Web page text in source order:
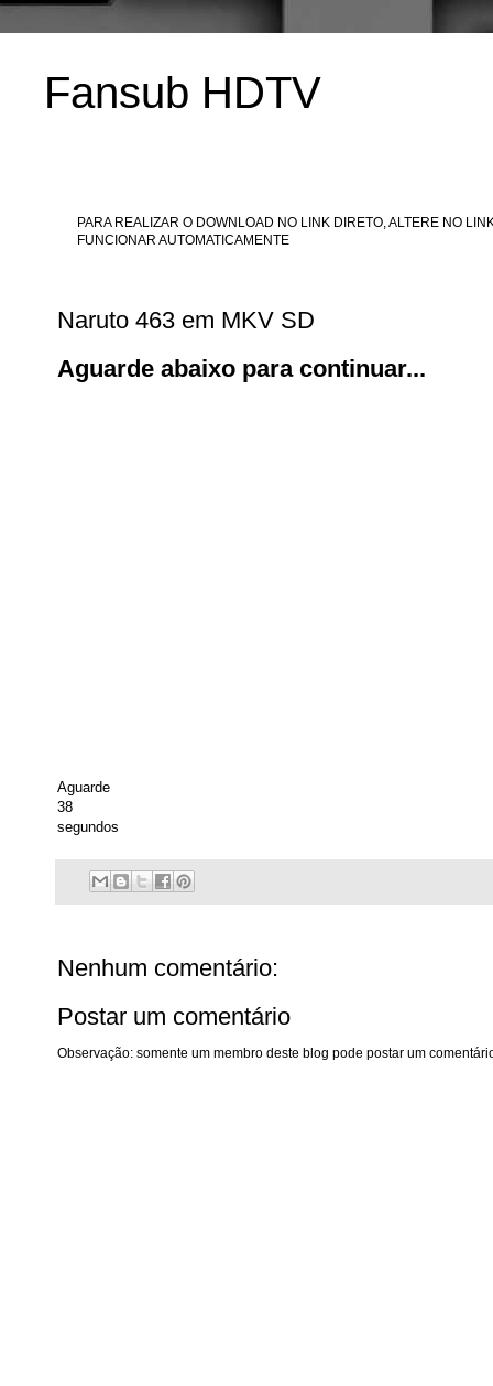
Fansub HDTV
PARA REALIZAR O DOWNLOAD NO LINK DIRETO, ALTERE NO
FUNCIONAR AUTOMATICAMENTE
Naruto 463 em MKV SD
Aguarde abaixo para continuar...
Aguarde
38
segundos
Nenhum comentário:
Postar um comentário
Observação: somente um membro deste blog pode postar um